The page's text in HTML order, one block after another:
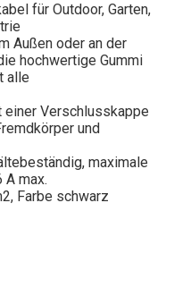
für Outdoor, Garten,
Außen oder an der
hochwertige Gummi
alle
Verschlusskappe
und
maximale
A max.
Farbe schwarz